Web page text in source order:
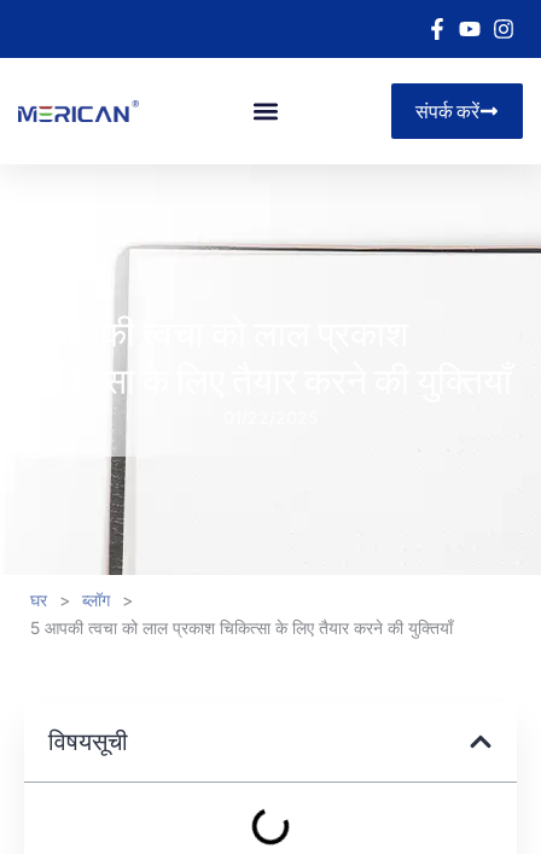
संपर्क करें
5 आपकी त्वचा को लाल प्रकाश
चिकित्सा के लिए तैयार करने की युक्तियाँ
घर > ब्लॉग
>
5 आपकी त्वचा को लाल प्रकाश चिकित्सा के लिए तैयार करने की युक्तियाँ
विषयसूची